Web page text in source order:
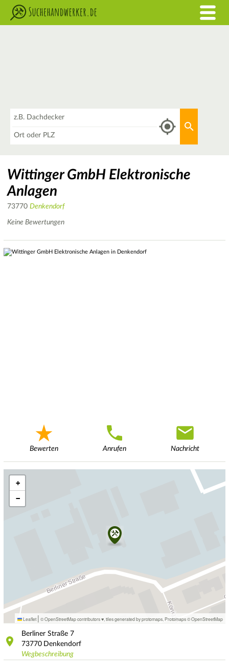
Wittinger GmbH Elektronische
Anlagen
73770 Denkendorf
Keine Bewertungen
Bewerten Anrufen Nachricht
+
−
Leaflet | © OpenStreetMap contributors ♥, tiles generated by protomaps Protomaps©OpenStreetMap
Berliner Straße 7
73770 Denkendorf
Wegbeschreibung